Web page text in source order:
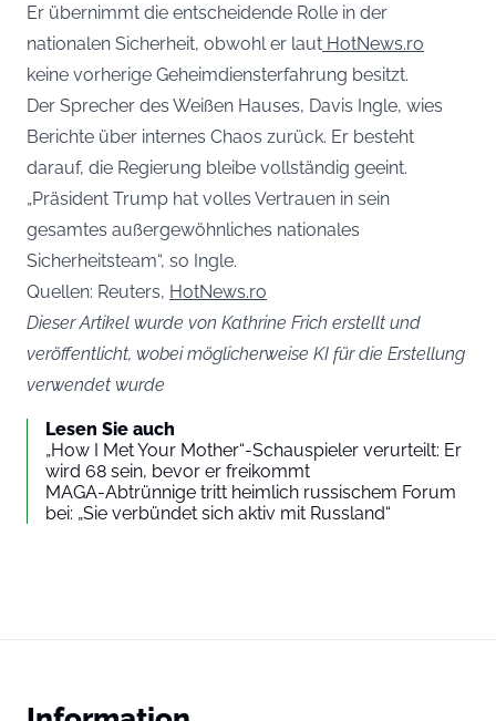
Er übernimmt die entscheidende Rolle in der
nationalen Sicherheit, obwohl er laut HotNews.ro
keine vorherige Geheimdiensterfahrung besitzt.
Der Sprecher des Weißen Hauses, Davis Ingle, wies
Berichte über internes Chaos zurück. Er besteht
darauf, die Regierung bleibe vollständig geeint.
„Präsident Trump hat volles Vertrauen in sein
gesamtes außergewöhnliches nationales
Sicherheitsteam“, so Ingle.
Quellen: Reuters, HotNews.ro
Dieser Artikel wurde von Kathrine Frich erstellt und
veröffentlicht, wobei möglicherweise KI für die Erstellung
verwendet wurde
Lesen Sie auch
„How I Met Your Mother“-Schauspieler verurteilt: Er
wird 68 sein, bevor er freikommt
MAGA-Abtrünnige tritt heimlich russischem Forum
bei: „Sie verbündet sich aktiv mit Russland“